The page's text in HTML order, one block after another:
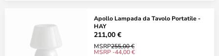
Apollo Lampada da Tavolo Portatile -
HAY
211,00 €
MSRP255,00 €
MSRP -44,00 €